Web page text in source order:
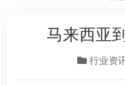
马来西亚
行业资